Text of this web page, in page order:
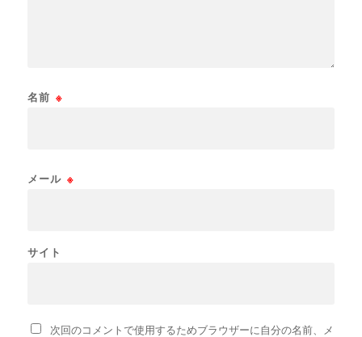
名前 ※
メール ※
サイト
次回のコメントで使用するためブラウザーに自分の名前、メ